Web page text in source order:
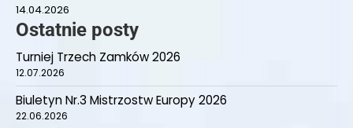
14.04.2026
Ostatnie posty
Turniej Trzech Zamków 2026
12.07.2026
Biuletyn Nr.3 Mistrzostw Europy 2026
22.06.2026